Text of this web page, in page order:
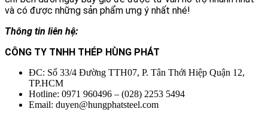
và có được những sản phẩm ưng ý nhất nhé!
Thông tin liên hệ:
CÔNG TY TNHH THÉP HÙNG PHÁT
ĐC: Số 33/4 Đường TTH07, P. Tân Thới Hiệp Quận 12,
TP.HCM
Hotline: 0971 960496 – (028) 2253 5494
Email: duyen@hungphatsteel.com